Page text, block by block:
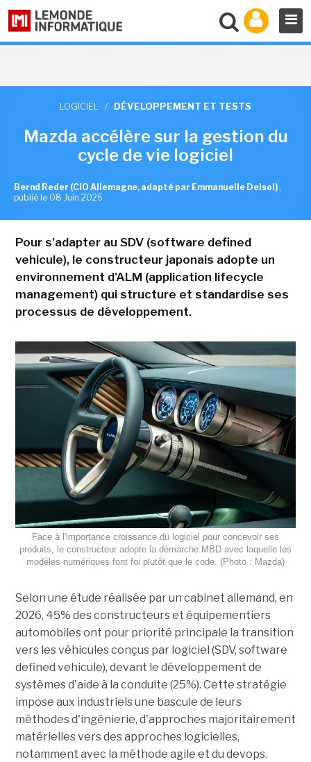
LOGICIEL / DÉVELOPPEMENT ET TESTS
Mazda accélère sur la gestion du
cycle de vie logiciel
Bernd Reder (CIO Allemagne, adapté par Emmanuelle Delsol) ,
publié le 08 Juin 2026
Pour s'adapter au SDV (software defined
vehicule), le constructeur japonais adopte un
environnement d'ALM (application lifecycle
management) qui structure et standardise ses
processus de développement.
Face à l'importance croissance du logiciel pour concevoir ses
produits, le constructeur adopte la démarche MBD avec laquelle les
modèles numériques font foi plutôt que le code. (Photo : Mazda)
Selon une étude réalisée par un cabinet allemand, en
2026, 45% des constructeurs et équipementiers
automobiles ont pour priorité principale la transition
vers les véhicules conçus par logiciel (SDV, software
defined vehicule), devant le développement de
systèmes d'aide à la conduite (25%). Cette stratégie
impose aux industriels une bascule de leurs
méthodes d'ingénierie, d'approches majoritairement
matérielles vers des approches logicielles,
notamment avec la méthode agile et du devops.